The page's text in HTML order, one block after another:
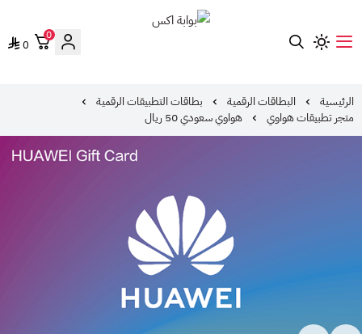
0
0
الرئيسية البطاقات الرقمية
بطاقات التطبيقات الرقمية
متجر تطبيقات هواوي
هواوي سعودي 50 ريال